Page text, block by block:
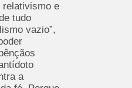
relativismo e
tudo
vazio”,
a